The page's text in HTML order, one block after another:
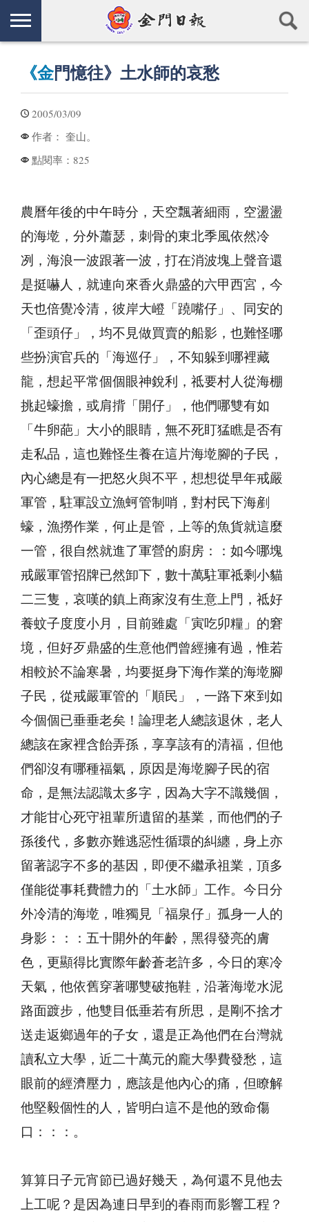
《金門憶往》土水師的哀愁
2005/03/09
作者： 奎山。
點閱率： 825
農曆年後的中午時分，天空飄著細雨，空盪盪
的海墘，分外蕭瑟，刺骨的東北季風依然冷
冽，海浪一波跟著一波，打在消波塊上聲音還
是挺嚇人，就連向來香火鼎盛的六甲西宮，今
天也倍覺冷清，彼岸大嶝「蹺嘴仔」、同安的
「歪頭仔」，均不見做買賣的船影，也難怪哪
些扮演官兵的「海巡仔」，不知躲到哪裡藏
龍，想起平常個個眼神銳利，祗要村人從海棚
挑起蠔擔，或肩揹「開仔」，他們哪雙有如
「牛卵葩」大小的眼睛，無不死盯猛瞧是否有
走私品，這也難怪生養在這片海墘腳的子民，
內心總是有一把怒火與不平，想想從早年戒嚴
軍管，駐軍設立漁蚵管制哨，對村民下海剷
蠔，漁撈作業，何止是管，上等的魚貨就這麼
一管，很自然就進了軍營的廚房：：如今哪塊
戒嚴軍管招牌已然卸下，數十萬駐軍祗剩小貓
二三隻，哀嘆的鎮上商家沒有生意上門，祗好
養蚊子度度小月，目前雖處「寅吃卯糧」的窘
境，但好歹鼎盛的生意他們曾經擁有過，惟若
相較於不論寒暑，均要挺身下海作業的海墘腳
子民，從戒嚴軍管的「順民」，一路下來到如
今個個已垂垂老矣！論理老人總該退休，老人
總該在家裡含飴弄孫，享享該有的清福，但他
們卻沒有哪種福氣，原因是海墘腳子民的宿
命，是無法認識太多字，因為大字不識幾個，
才能甘心死守祖輩所遺留的基業，而他們的子
孫後代，多數亦難逃惡性循環的糾纏，身上亦
留著認字不多的基因，即便不繼承祖業，頂多
僅能從事耗費體力的「土水師」工作。今日分
外冷清的海墘，唯獨見「福泉仔」孤身一人的
身影：：：五十開外的年齡，黑得發亮的膚
色，更顯得比實際年齡蒼老許多，今日的寒冷
天氣，他依舊穿著哪雙破拖鞋，沿著海墘水泥
路面踱步，他雙目低垂若有所思，是剛不捨才
送走返鄉過年的子女，還是正為他們在台灣就
讀私立大學，近二十萬元的龐大學費發愁，這
眼前的經濟壓力，應該是他內心的痛，但瞭解
他堅毅個性的人，皆明白這不是他的致命傷
口：：：。
算算日子元宵節已過好幾天，為何還不見他去
上工呢？是因為連日早到的春雨而影響工程？